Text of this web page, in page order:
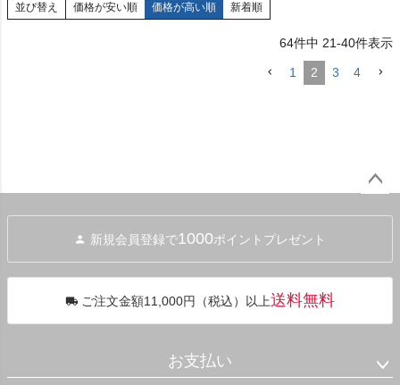
並び替え 価格が安い順 価格が高い順 新着順
64件中 21-40件表示
1 2 3 4
へ
新規会員登録で1000ポイントプレゼント
ご注文金額11,000円（税込）以上送料無料
お支払い